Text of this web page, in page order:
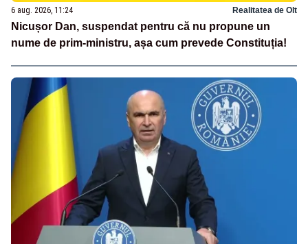
6 aug. 2026, 11:24 Realitatea de Olt
Nicușor Dan, suspendat pentru că nu propune un
nume de prim-ministru, așa cum prevede Constituția!